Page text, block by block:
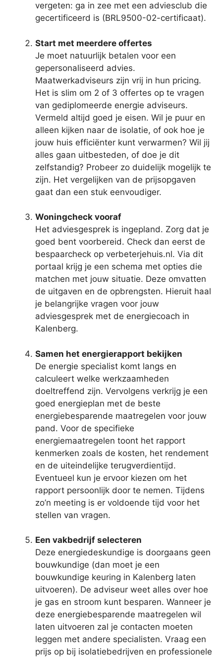
vergeten: ga in zee met een adviesclub die
gecertificeerd is (BRL9500-02-certificaat).
Start met meerdere offertes
Je moet natuurlijk betalen voor een
gepersonaliseerd advies.
Maatwerkadviseurs zijn vrij in hun pricing.
Het is slim om 2 of 3 offertes op te vragen
van gediplomeerde energie adviseurs.
Vermeld altijd goed je eisen. Wil je puur en
alleen kijken naar de isolatie, of ook hoe je
jouw huis efficiënter kunt verwarmen? Wil jij
alles gaan uitbesteden, of doe je dit
zelfstandig? Probeer zo duidelijk mogelijk te
zijn. Het vergelijken van de prijsopgaven
gaat dan een stuk eenvoudiger.
Woningcheck vooraf
Het adviesgesprek is ingepland. Zorg dat je
goed bent voorbereid. Check dan eerst de
bespaarcheck op verbeterjehuis.nl. Via dit
portaal krijg je een schema met opties die
matchen met jouw situatie. Deze omvatten
de uitgaven en de opbrengsten. Hieruit haal
je belangrijke vragen voor jouw
adviesgesprek met de energiecoach in
Kalenberg.
Samen het energierapport bekijken
De energie specialist komt langs en
calculeert welke werkzaamheden
doeltreffend zijn. Vervolgens verkrijg je een
goed energieplan met de beste
energiebesparende maatregelen voor jouw
pand. Voor de specifieke
energiemaatregelen toont het rapport
kenmerken zoals de kosten, het rendement
en de uiteindelijke terugverdientijd.
Eventueel kun je ervoor kiezen om het
rapport persoonlijk door te nemen. Tijdens
zo’n meeting is er voldoende tijd voor het
stellen van vragen.
Een vakbedrijf selecteren
Deze energiedeskundige is doorgaans geen
bouwkundige (dan moet je een
bouwkundige keuring in Kalenberg laten
uitvoeren). De adviseur weet alles over hoe
je gas en stroom kunt besparen. Wanneer je
deze energiebesparende maatregelen wil
laten uitvoeren zal je contacten moeten
leggen met andere specialisten. Vraag een
prijs op bij isolatiebedrijven en professionele